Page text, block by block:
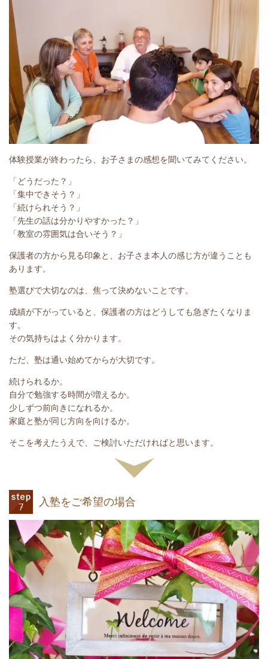
体験授業が終わったら、お子さまの感想を聞いてみてください。
「どうだった？」
「集中できそう？」
「続けられそう？」
「先生の話は分かりやすかった？」
「教室の雰囲気は合いそう？」
保護者の方から見る印象と、お子さま本人の感じ方が違うことも
あります。
塾選びで大切なのは、焦って決めないことです。
成績が下がっていると、保護者の方はどうしても急ぎたくなりま
す。
その気持ちはよく分かります。
ただ、塾は通い始めてからが大切です。
続けられるか。
自分で勉強する時間が増えるか。
少しずつ前向きになれるか。
家庭と塾が同じ方向を向けるか。
そこを考えたうえで、ご検討いただければと思います。
入塾をご希望の場合